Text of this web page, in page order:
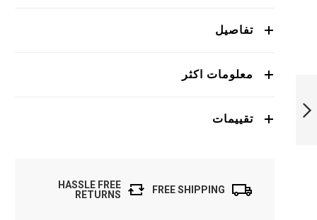
تفاصيل
معلومات اكثر
تقييمات
FREE SHIPPING
HASSLE FREE
RETURNS
كاميرا مراقبة فيو